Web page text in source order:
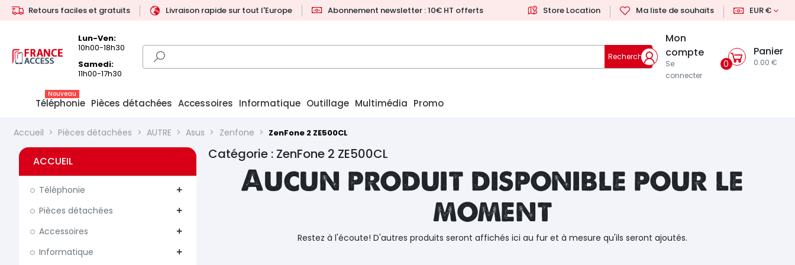
Retours faciles et gratuits Livraison rapide sur tout l'Europe Abonnement newsletter : 10€ HT offerts Store Location Ma liste de souhaits EUR €
Lun-Ven:
10h00-18h30
Samedi:
11h00-17h30
Rechercher
Mon
compte
Se
connecter
0
Panier
0.00 €
Téléphonie
Nouveau
Pièces détachées Accessoires Informatique Outillage Multimédia Promo
Accueil Pièces détachées AUTRE Asus Zenfone ZenFone 2 ZE500CL
ACCUEIL
Téléphonie add
Pièces détachées add
Accessoires add
Informatique add
Catégorie : ZenFone 2 ZE500CL
Aucun produit disponible pour le
moment
Restez à l'écoute! D'autres produits seront affichés ici au fur et à mesure qu'ils seront ajoutés.